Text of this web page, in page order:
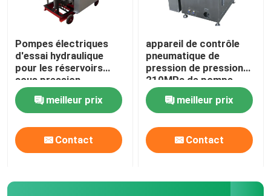
Machine industrielle de brouillard
Accessoires à haute pression de joint
Pompe à plongeur à haute pression
Pompes électriques
d'essai hydraulique
pour les réservoirs
sous pression
meilleur prix
Contact
appareil de contrôle
pneumatique de
pression de pression
210MPa de pompe
pneumatique d'essai
pour l'huile Pipoelines
meilleur prix
Contact